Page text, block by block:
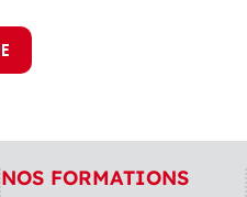
NOS FORMATIONS